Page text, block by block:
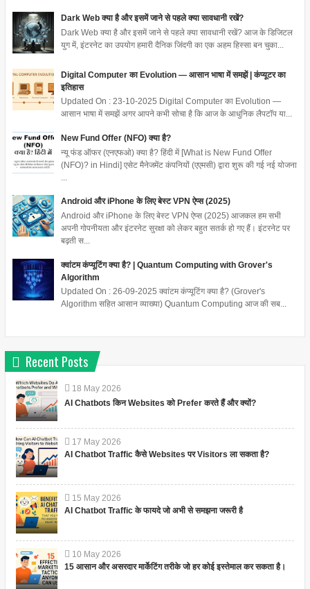
Dark Web क्या है और इसमें जाने से पहले क्या सावधानी रखें?
Dark Web क्या है और इसमें जाने से पहले क्या सावधानी रखें? आज के डिजिटल
युग में, इंटरनेट का उपयोग हमारी दैनिक जिंदगी का एक अहम हिस्सा बन चुका...
Digital Computer का Evolution — आसान भाषा में समझें | कंप्यूटर का
इतिहास
Updated On : 23-10-2025 Digital Computer का Evolution —
आसान भाषा में समझें अगर आपने कभी सोचा है कि आज के आधुनिक लैपटॉप या...
New Fund Offer (NFO) क्या है?
न्यू फंड ऑफर (एनएफओ) क्या है? हिंदी में [What is New Fund Offer
(NFO)? in Hindi] एसेट मैनेजमेंट कंपनियों (एएमसी) द्वारा शुरू की गई नई योजना
Android और iPhone के लिए बेस्ट VPN ऐप्स (2025)
Android और iPhone के लिए बेस्ट VPN ऐप्स (2025) आजकल हम सभी
अपनी गोपनीयता और इंटरनेट सुरक्षा को लेकर बहुत सतर्क हो गए हैं। इंटरनेट पर
बढ़ती स...
क्वांटम कंप्यूटिंग क्या है? | Quantum Computing with Grover's
Algorithm
Updated On : 26-09-2025 क्वांटम कंप्यूटिंग क्या है? (Grover's
Algorithm सहित आसान व्याख्या) Quantum Computing आज की सब...
Recent Posts
18 May 2026
AI Chatbots किन Websites को Prefer करते हैं और क्यों?
17 May 2026
AI Chatbot Traffic कैसे Websites पर Visitors ला सकता है?
15 May 2026
AI Chatbot Traffic के फायदे जो अभी से समझना जरूरी है
10 May 2026
15 आसान और असरदार मार्केटिंग तरीके जो हर कोई इस्तेमाल कर सकता है।